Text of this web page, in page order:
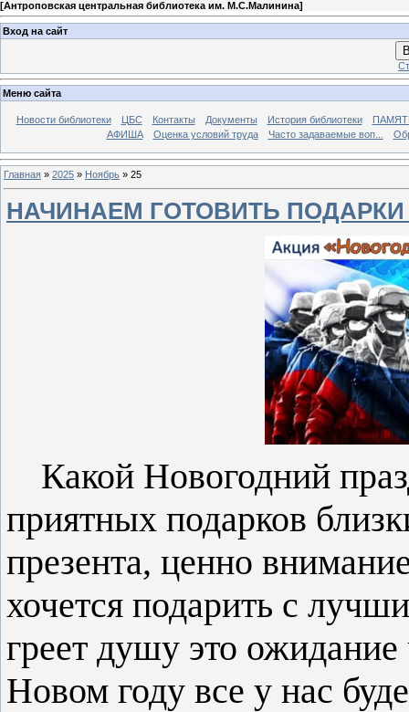
[Антроповская центральная библиотека им. М.С.Малинина]
Вход на сайт
Меню сайта
Новости библиотеки ЦБС Контакты Документы История библиотеки
АФИША
Оценка условий труда Часто задаваемые воп...
Главная » 2025 » Ноябрь » 25
НАЧИНАЕМ ГОТОВИТЬ
Какой Новогодний
приятных подарков
презента, ценно
хочется подарить с
греет душу это
Новом году все у нас